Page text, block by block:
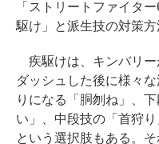
「ストリートファイタ
駆け」と派生技の対策方
疾駆けは、キンバリー
ダッシュした後に様々
りになる「胴刎ね」、
い」、中段技の「首狩
という選択肢もある。